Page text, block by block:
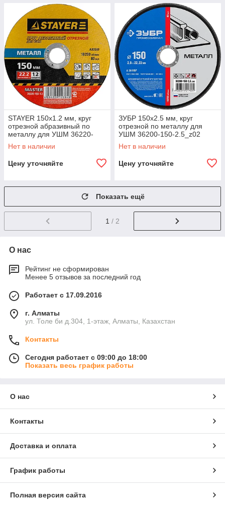
STAYER 150х1.2 мм, круг
отрезной абразивный по
металлу для УШМ 36220-
150-1.2_z01 Master
Нет в наличии
Цену уточняйте
ЗУБР 150х2.5 мм, круг
отрезной по металлу для
УШМ 36200-150-2.5_z02
Профессионал
Нет в наличии
Цену уточняйте
Показать ещё
1 / 2
О нас
Рейтинг не сформирован
Менее 5 отзывов за последний год
Работает с 17.09.2016
г. Алматы
ул. Толе би д.304, 1-этаж, Алматы, Казахстан
Контакты
Сегодня работает с 09:00 до 18:00
Показать весь график работы
О нас
Контакты
Доставка и оплата
График работы
Полная версия сайта